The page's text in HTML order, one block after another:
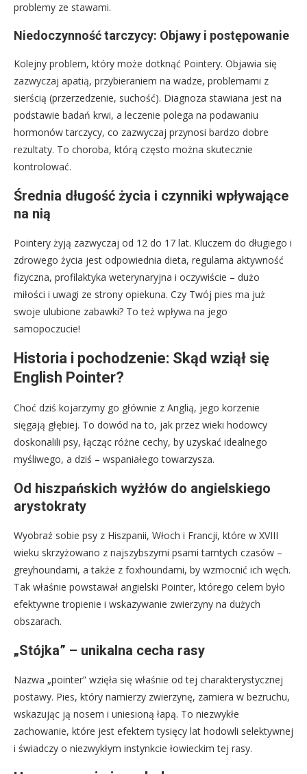
problemy ze stawami.
Niedoczynność tarczycy: Objawy i postępowanie
Kolejny problem, który może dotknąć Pointery. Objawia się
zazwyczaj apatią, przybieraniem na wadze, problemami z
sierścią (przerzedzenie, suchość). Diagnoza stawiana jest na
podstawie badań krwi, a leczenie polega na podawaniu
hormonów tarczycy, co zazwyczaj przynosi bardzo dobre
rezultaty. To choroba, którą często można skutecznie
kontrolować.
Średnia długość życia i czynniki wpływające
na nią
Pointery żyją zazwyczaj od 12 do 17 lat. Kluczem do długiego i
zdrowego życia jest odpowiednia dieta, regularna aktywność
fizyczna, profilaktyka weterynaryjna i oczywiście – dużo
miłości i uwagi ze strony opiekuna. Czy Twój pies ma już
swoje ulubione zabawki? To też wpływa na jego
samopoczucie!
Historia i pochodzenie: Skąd wziął się
English Pointer?
Choć dziś kojarzymy go głównie z Anglią, jego korzenie
sięgają głębiej. To dowód na to, jak przez wieki hodowcy
doskonalili psy, łącząc różne cechy, by uzyskać idealnego
myśliwego, a dziś – wspaniałego towarzysza.
Od hiszpańskich wyżłów do angielskiego
arystokraty
Wyobraź sobie psy z Hiszpanii, Włoch i Francji, które w XVIII
wieku skrzyżowano z najszybszymi psami tamtych czasów –
greyhoundami, a także z foxhoundami, by wzmocnić ich węch.
Tak właśnie powstawał angielski Pointer, którego celem było
efektywne tropienie i wskazywanie zwierzyny na dużych
obszarach.
„Stójka” – unikalna cecha rasy
Nazwa „pointer” wzięła się właśnie od tej charakterystycznej
postawy. Pies, który namierzy zwierzynę, zamiera w bezruchu,
wskazując ją nosem i uniesioną łapą. To niezwykłe
zachowanie, które jest efektem tysięcy lat hodowli selektywnej
i świadczy o niezwykłym instynkcie łowieckim tej rasy.